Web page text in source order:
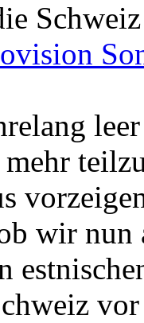
wir nun
vor